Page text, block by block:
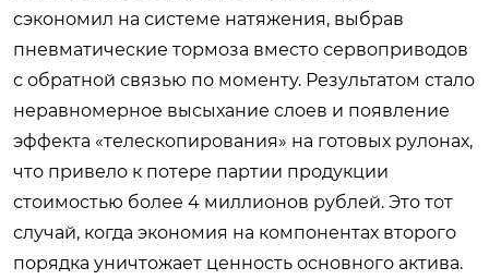
сэкономил на системе натяжения, выбрав
пневматические тормоза вместо сервоприводов
с обратной связью по моменту. Результатом стало
неравномерное высыхание слоев и появление
эффекта «телескопирования» на готовых рулонах,
что привело к потере партии продукции
стоимостью более 4 миллионов рублей. Это тот
случай, когда экономия на компонентах второго
порядка уничтожает ценность основного актива.